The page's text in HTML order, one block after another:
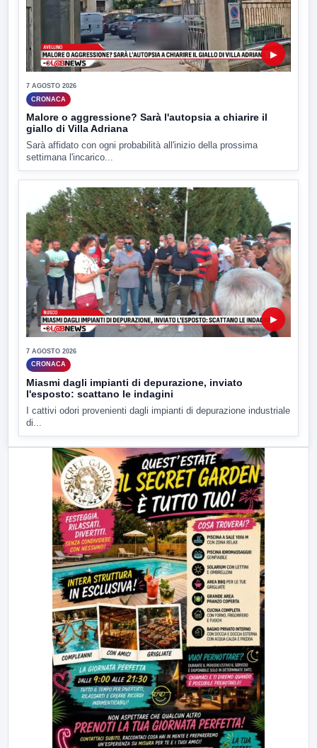
▶
7 AGOSTO 2026
CRONACA
Malore o aggressione? Sarà l'autopsia a chiarire il
giallo di Villa Adriana
Sarà affidato con ogni probabilità all'inizio della prossima
settimana l'incarico...
▶
7 AGOSTO 2026
CRONACA
Miasmi dagli impianti di depurazione, inviato
l'esposto: scattano le indagini
I cattivi odori provenienti dagli impianti di depurazione industriale
di...